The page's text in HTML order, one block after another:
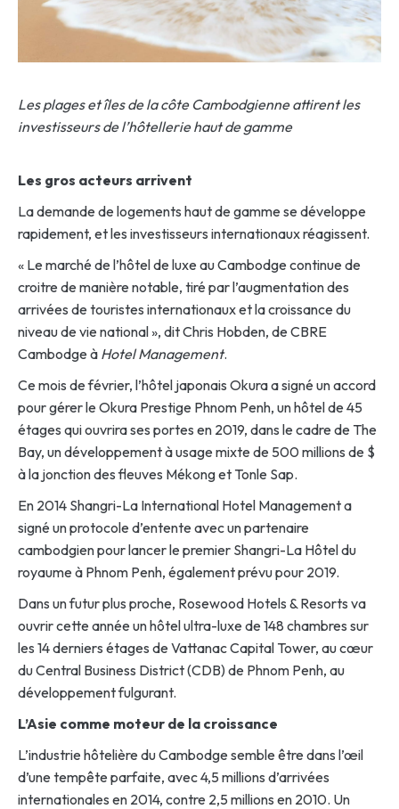
Les plages et îles de la côte Cambodgienne attirent les
investisseurs de l’hôtellerie haut de gamme
Les gros acteurs arrivent
La demande de logements haut de gamme se développe
rapidement, et les investisseurs internationaux réagissent.
« Le marché de l’hôtel de luxe au Cambodge continue de
croitre de manière notable, tiré par l’augmentation des
arrivées de touristes internationaux et la croissance du
niveau de vie national », dit Chris Hobden, de CBRE
Cambodge à Hotel Management.
Ce mois de février, l’hôtel japonais Okura a signé un accord
pour gérer le Okura Prestige Phnom Penh, un hôtel de 45
étages qui ouvrira ses portes en 2019, dans le cadre de The
Bay, un développement à usage mixte de 500 millions de $
à la jonction des fleuves Mékong et Tonle Sap.
En 2014 Shangri-La International Hotel Management a
signé un protocole d’entente avec un partenaire
cambodgien pour lancer le premier Shangri-La Hôtel du
royaume à Phnom Penh, également prévu pour 2019.
Dans un futur plus proche, Rosewood Hotels & Resorts va
ouvrir cette année un hôtel ultra-luxe de 148 chambres sur
les 14 derniers étages de Vattanac Capital Tower, au cœur
du Central Business District (CDB) de Phnom Penh, au
développement fulgurant.
L’Asie comme moteur de la croissance
L’industrie hôtelière du Cambodge semble être dans l’œil
d’une tempête parfaite, avec 4,5 millions d’arrivées
internationales en 2014, contre 2,5 millions en 2010. Un